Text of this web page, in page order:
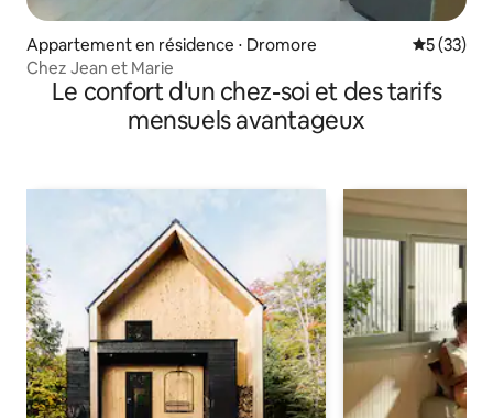
Appartement en résidence ⋅ Dromore
5 (33)
Chez Jean et Marie
Le confort d'un chez-soi et des tarifs
mensuels avantageux